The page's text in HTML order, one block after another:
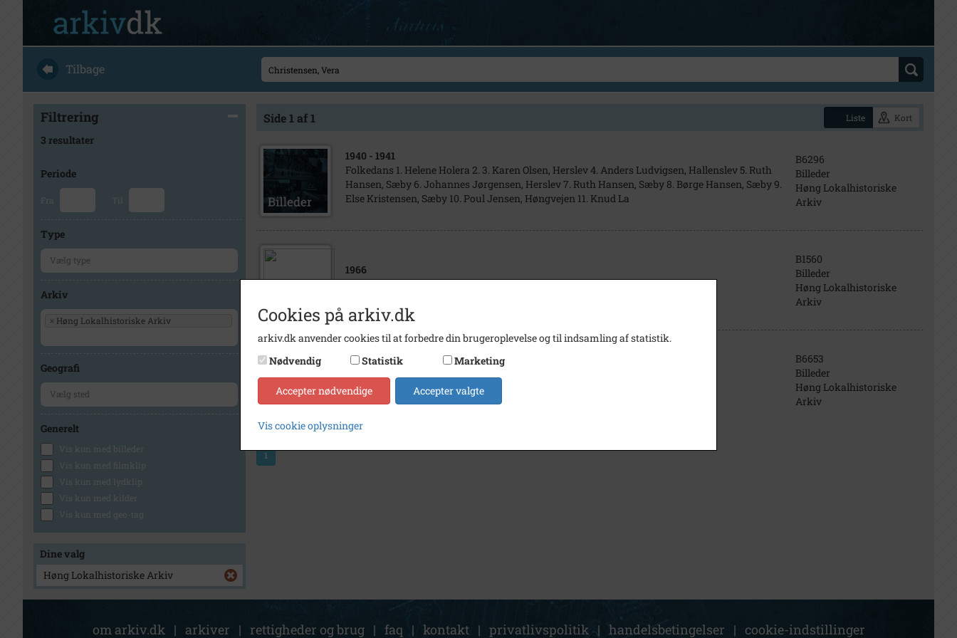
Tilbage
Filtrering
3 resultater
Periode
Fra Til
Type
Arkiv
× Høng Lokalhistoriske Arkiv
Geografi
Generelt
Vis kun med billeder
Vis kun med filmklip
Vis kun med lydklip
Vis kun med kilder
Vis kun med geo-tag
Dine valg
Høng Lokalhistoriske Arkiv
Side 1 af 1 Liste Kort
1940 - 1941
Folkedans 1. Helene Holera 2. 3. Karen Olsen, Herslev 4. Anders Ludvigsen, Hallenslev 5. Ruth
Hansen, Sæby 6. Johannes Jørgensen, Herslev 7. Ruth Hansen, Sæby 8. Børge Hansen, Sæby 9.
Else Kristensen, Sæby 10. Poul Jensen, Høngvejen 11. Knud La
B6296
Billeder
Høng Lokalhistoriske
Arkiv
1966
Konfirmandbillede fra Gierslev, sammen med pastor Larsen
B1560
Billeder
Høng Lokalhistoriske
Arkiv
1967
Gymnaster fra Løve Idrætsforening 1967
B6653
Billeder
Høng Lokalhistoriske
Arkiv
1
om arkiv.dk | arkiver | rettigheder og brug | faq | kontakt | privatlivspolitik | handelsbetingelser | cookie-indstillinger
Cookies på arkiv.dk
arkiv.dk anvender cookies til at forbedre din brugeroplevelse og til indsamling af statistik.
Nødvendig
Statistik Marketing
Accepter nødvendige Accepter valgte
Vis cookie oplysninger